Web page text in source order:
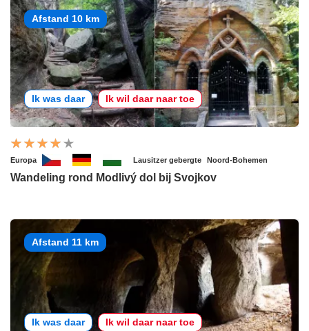
Afstand 10 km
Ik was daar Ik wil daar naar toe
Europa Lausitzer gebergte Noord-Bohemen
Wandeling rond Modlivý dol bij Svojkov
Afstand 11 km
Ik was daar Ik wil daar naar toe